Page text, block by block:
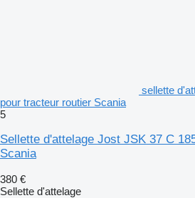
sellette
pour tracteur routier Scania
5
Sellette d'attelage Jost JSK 37 C
Scania
380 €
Sellette d'attelage